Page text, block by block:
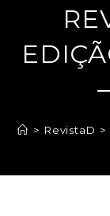
> RevistaD >